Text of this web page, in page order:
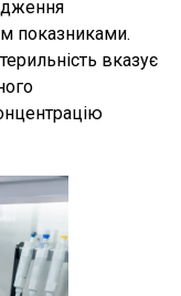
показниками.
вказує